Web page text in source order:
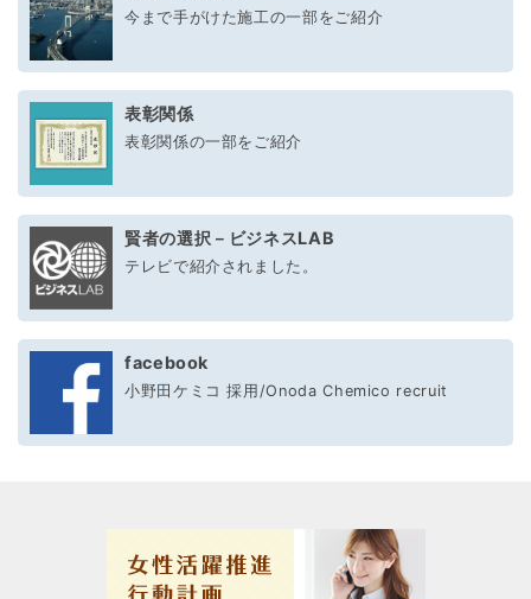
今まで手がけた施工の一部をご紹介
表彰関係
表彰関係の一部をご紹介
賢者の選択－ビジネスLAB
テレビで紹介されました。
facebook
小野田ケミコ 採用/Onoda Chemico recruit